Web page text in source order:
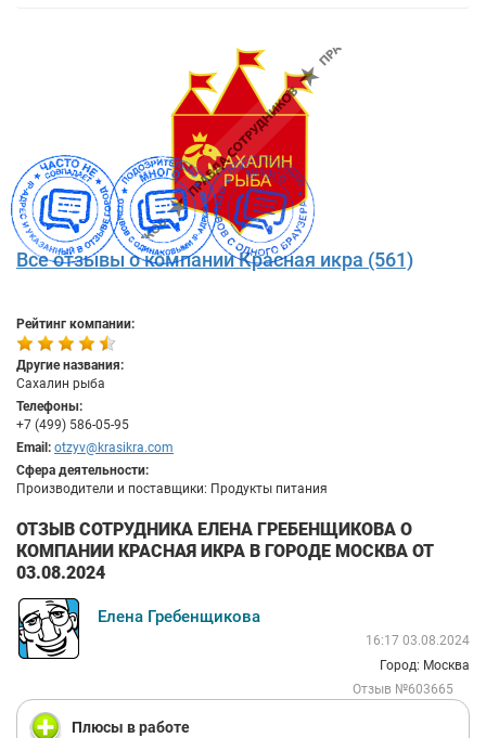
Все отзывы о компании Красная икра (561)
Рейтинг компании:
Другие названия:
Сахалин рыба
Телефоны:
+7 (499) 586-05-95
Email: otzyv@krasikra.com
Сфера деятельности:
Производители и поставщики: Продукты питания
ОТЗЫВ СОТРУДНИКА ЕЛЕНА ГРЕБЕНЩИКОВА О
КОМПАНИИ КРАСНАЯ ИКРА В ГОРОДЕ МОСКВА ОТ
03.08.2024
Елена Гребенщикова
16:17 03.08.2024
Город: Москва
Отзыв №603665
Плюсы в работе